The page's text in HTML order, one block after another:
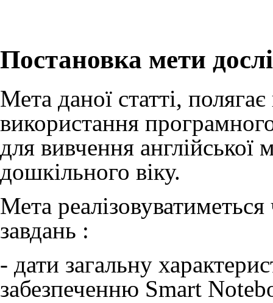
Постановка мети
Мета даної статті,
використання
для вивчення
дошкільного віку.
Мета
завдань :
- дати загальну
забезпеченню Smart